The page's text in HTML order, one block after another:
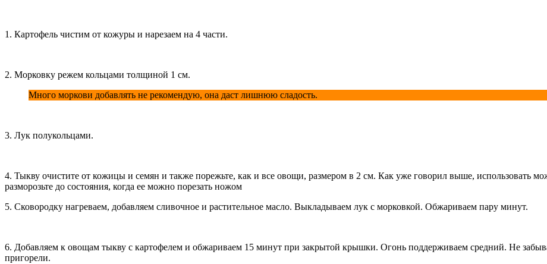
1. Картофель чистим от кожуры и нарезаем на 4 части.
2. Морковку режем кольцами толщиной 1 см.
Много моркови добавлять не рекомендую, она даст лишнюю сладость.
3. Лук полукольцами.
4. Тыкву очистите от кожицы и семян и также порежьте, как и все овощи, размером в 2 см. Как уже говорил выше, использовать
разморозьте до состояния, когда ее можно порезать ножом
5. Сковородку нагреваем, добавляем сливочное и растительное масло. Выкладываем лук с морковкой. Обжариваем пару минут.
6. Добавляем к овощам тыкву с картофелем и обжариваем 15 минут при закрытой крышки. Огонь поддерживаем средний. Не
пригорели.